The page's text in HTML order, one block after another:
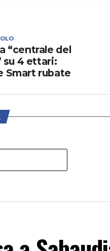
“centrale del
su 4 ettari:
Smart rubate